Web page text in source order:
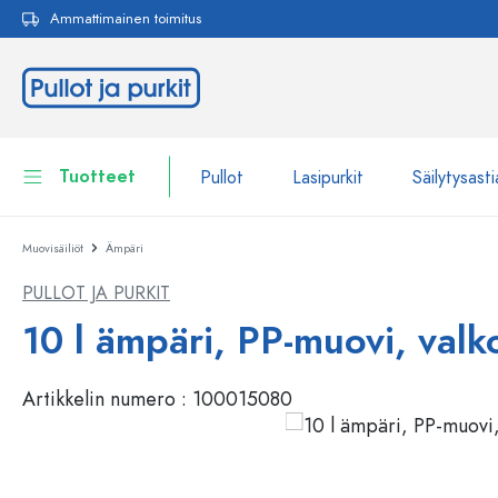
Siirry päänavigointiin
Ammattimainen toimitus
Tuotteet Pullot Lasipurkit
Pullot
Lasipurkit
Säilytysastiat
Astiat
Pullot tuotemerkin mukaan
WECK-Lasipullot
Pullot toiminnon mukaan
Muovisäiliöt Ämpäri
PULLOT JA PURKIT
10 l ämpäri, PP-muovi,
Artikkelin numero : 100015080